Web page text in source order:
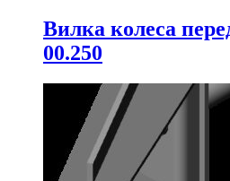
Вилка колеса
00.250